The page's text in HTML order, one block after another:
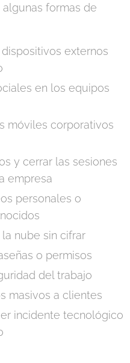
formas de
externos
en los equipos
móviles corporativos
y cerrar las sesiones
empresa
personales o
nube sin cifrar
o permisos
del trabajo
masivos a clientes
incidente tecnológico